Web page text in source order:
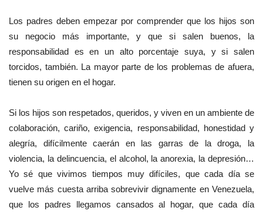
Los padres deben empezar por comprender que los hijos son
su negocio más importante, y que si salen buenos, la
responsabilidad es en un alto porcentaje suya, y si salen
torcidos, también. La mayor parte de los problemas de afuera,
tienen su origen en el hogar.
Si los hijos son respetados, queridos, y viven en un ambiente de
colaboración, cariño, exigencia, responsabilidad, honestidad y
alegría, difícilmente caerán en las garras de la droga, la
violencia, la delincuencia, el alcohol, la anorexia, la depresión…
Yo sé que vivimos tiempos muy difíciles, que cada día se
vuelve más cuesta arriba sobrevivir dignamente en Venezuela,
que los padres llegamos cansados al hogar, que cada día